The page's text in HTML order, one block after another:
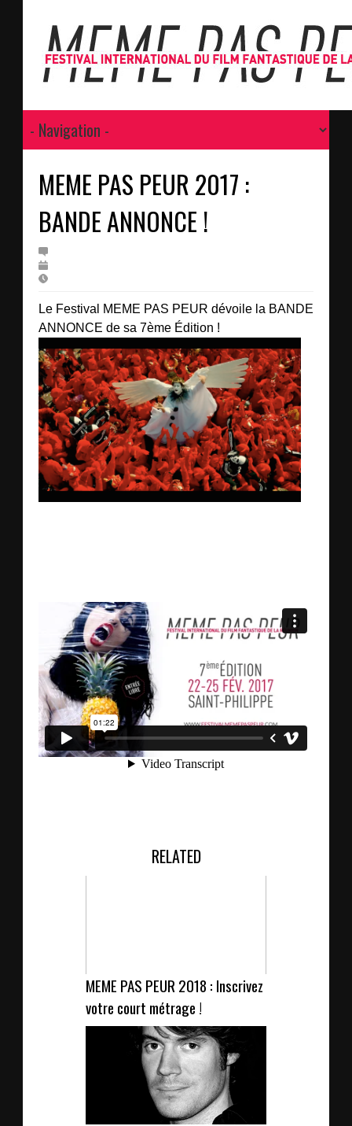
MEME PAS PEUR 2017 :
BANDE ANNONCE !
Le Festival MEME PAS PEUR dévoile la BANDE
ANNONCE de sa 7ème Édition !
RELATED
MEME PAS PEUR 2018 : Inscrivez
votre court métrage !